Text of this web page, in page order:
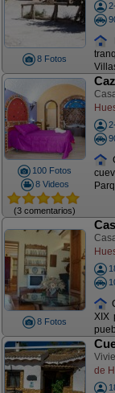
8 Fotos
100 Fotos
8 Videos
(3 comentarios)
8 Fotos
XIX
de